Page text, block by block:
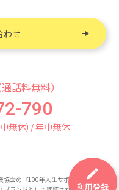
わせ
話料無料）
790
無休) / 年中無休
会の『100年人生サポート認証』
利用登録